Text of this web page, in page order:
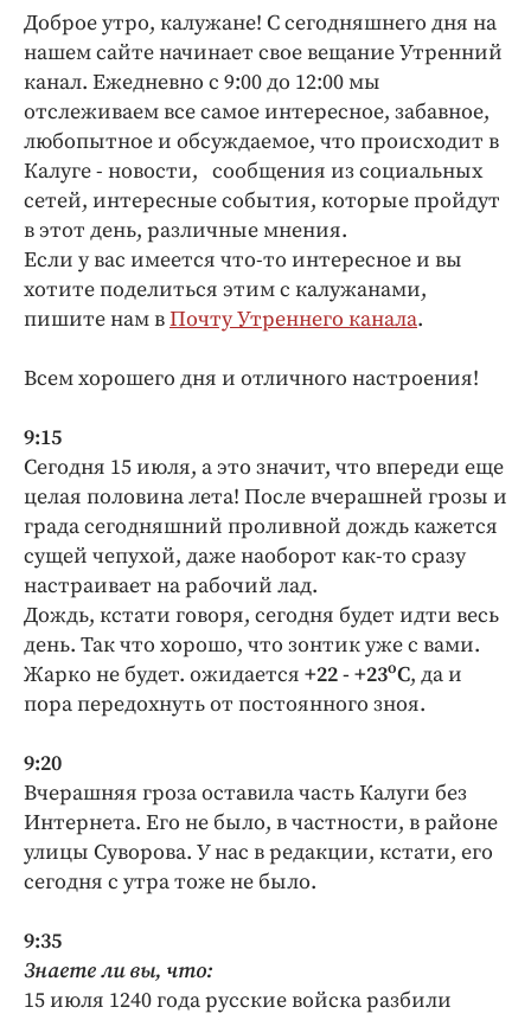
Медиаперсона
Интересное чтиво
Клиника года
Бренд года
Работодатель года
Доброе утро, калужане! С сегодняшнего дня на
нашем сайте начинает свое вещание Утренний
канал. Ежедневно с 9:00 до 12:00 мы
отслеживаем все самое интересное, забавное,
любопытное и обсуждаемое, что происходит в
Калуге - новости, сообщения из социальных
сетей, интересные события, которые пройдут
в этот день, различные мнения.
Если у вас имеется что-то интересное и вы
хотите поделиться этим с калужанами,
пишите нам вПочту Утреннего канала.
Всем хорошего дня и отличного настроения!
9:15
Сегодня 15 июля, а это значит, что впереди еще
целая половина лета! После вчерашней грозы и
града сегодняшний проливной дождь кажется
сущей чепухой, даже наоборот как-то сразу
настраивает на рабочий лад.
Дождь, кстати говоря, сегодня будет идти весь
день. Так что хорошо, что зонтик уже с вами.
Жарко не будет. ожидается +22 - +23оС, да и
пора передохнуть от постоянного зноя.
9:20
Вчерашняя гроза оставила часть Калуги без
Интернета. Его не было, в частности, в районе
улицы Суворова. У нас в редакции, кстати, его
сегодня с утра тоже не было.
9:35
Знаете ли вы, что:
15 июля 1240 года русские войска разбили